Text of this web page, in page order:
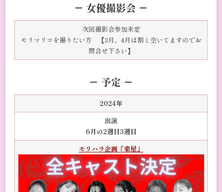
－ 女優撮影会 －
次回撮影会参加未定
モリマリコを撮りたい方 【3月、4月は割と空いてますのでお
問合せ下さい】
－ 予定 －
2024年
出演
6月の2週目3週目
モリハラ企画『楽屋』